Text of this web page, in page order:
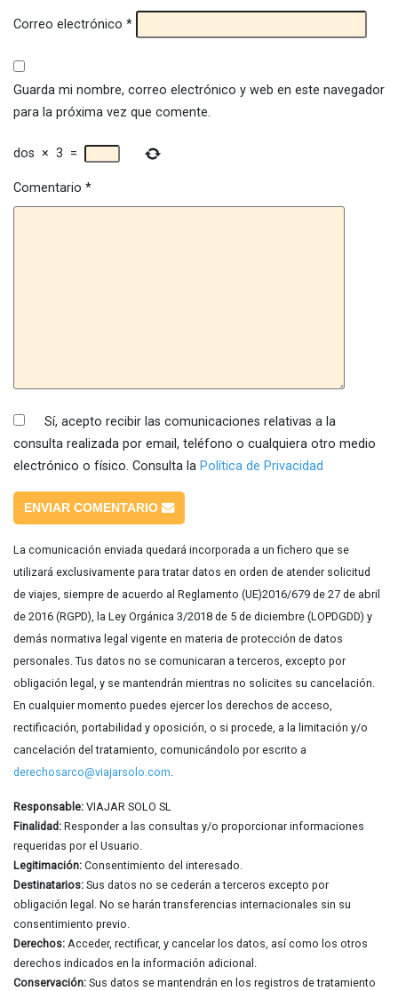
Correo electrónico *
Guarda mi nombre, correo electrónico y web en este navegador
para la próxima vez que comente.
dos × 3 =
Comentario *
Sí, acepto recibir las comunicaciones relativas a la
consulta realizada por email, teléfono o cualquiera otro medio
electrónico o físico. Consulta la Política de Privacidad
ENVIAR COMENTARIO
La comunicación enviada quedará incorporada a un fichero que se
utilizará exclusivamente para tratar datos en orden de atender solicitud
de viajes, siempre de acuerdo al Reglamento (UE)2016/679 de 27 de abril
de 2016 (RGPD), la Ley Orgánica 3/2018 de 5 de diciembre (LOPDGDD) y
demás normativa legal vigente en materia de protección de datos
personales. Tus datos no se comunicaran a terceros, excepto por
obligación legal, y se mantendrán mientras no solicites su cancelación.
En cualquier momento puedes ejercer los derechos de acceso,
rectificación, portabilidad y oposición, o si procede, a la limitación y/o
cancelación del tratamiento, comunicándolo por escrito a
derechosarco@viajarsolo.com.
Responsable: VIAJAR SOLO SL
Finalidad: Responder a las consultas y/o proporcionar informaciones
requeridas por el Usuario.
Legitimación: Consentimiento del interesado.
Destinatarios: Sus datos no se cederán a terceros excepto por
obligación legal. No se harán transferencias internacionales sin su
consentimiento previo.
Derechos: Acceder, rectificar, y cancelar los datos, así como los otros
derechos indicados en la información adicional.
Conservación: Sus datos se mantendrán en los registros de tratamiento